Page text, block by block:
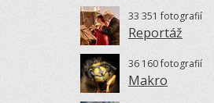
33 351 fotografií
Reportáž
36 160 fotografií
Makro